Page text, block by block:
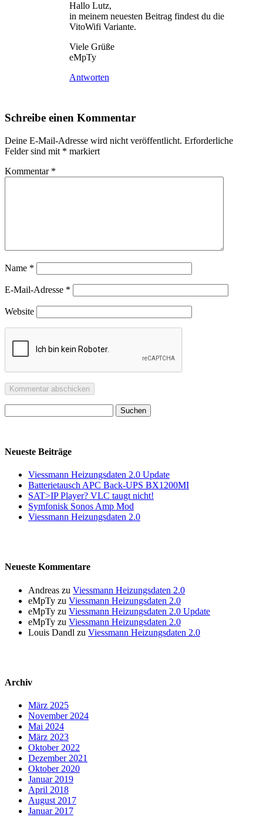
Hallo Lutz,
in meinem neuesten Beitrag findest du die
VitoWifi Variante.
Viele Grüße
eMpTy
Antworten
Schreibe einen Kommentar
Deine E-Mail-Adresse wird nicht veröffentlicht. Erforderliche
Felder sind mit * markiert
Kommentar *
Name *
E-Mail-Adresse *
Website
nach:
Neueste Beiträge
Viessmann Heizungsdaten 2.0 Update
Batterietausch APC Back-UPS BX1200MI
SAT>IP Player? VLC taugt nicht!
Symfonisk Sonos Amp Mod
Viessmann Heizungsdaten 2.0
Neueste Kommentare
Andreas zu Viessmann Heizungsdaten 2.0
eMpTy zu Viessmann Heizungsdaten 2.0
eMpTy zu Viessmann Heizungsdaten 2.0 Update
eMpTy zu Viessmann Heizungsdaten 2.0
Louis Dandl zu Viessmann Heizungsdaten 2.0
Archiv
März 2025
November 2024
Mai 2024
März 2023
Oktober 2022
Dezember 2021
Oktober 2020
Januar 2019
April 2018
August 2017
Januar 2017